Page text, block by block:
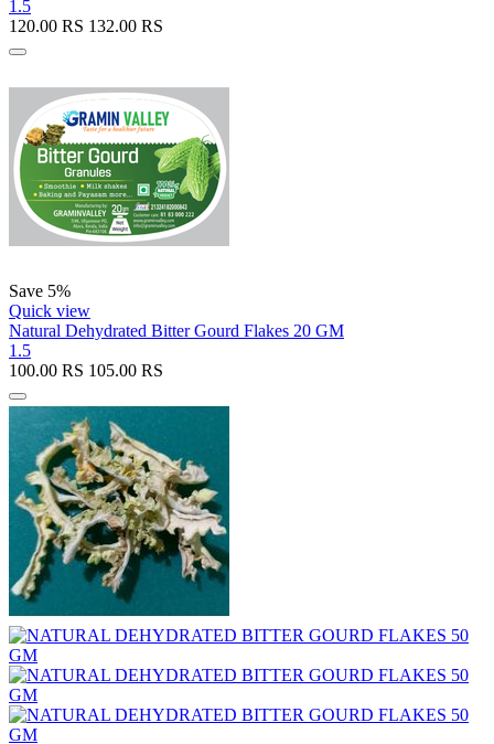
1.5
120.00 RS 132.00 RS
Save 5%
Quick view
Natural Dehydrated Bitter Gourd Flakes 20 GM
1.5
100.00 RS 105.00 RS